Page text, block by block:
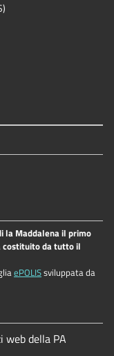
la Maddalena il primo
costituito da tutto il
ePOLISsviluppata da